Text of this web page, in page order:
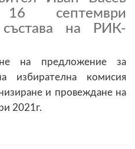
септември
на РИК-
на предложение за
избирателна комисия
и провеждане на
2021г.